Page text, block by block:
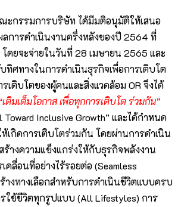
กรรมการบริษัท ได้มีมติอนุมัติให้เสนอ
การดำเนินงานครึ่งหลังของปี 2564 ที่
ดยจะจ่ายในวันที่ 28 เมษายน 2565 และ
ศทางในการดำเนินธุรกิจเพื่อการเติบโต
เติบโตของผู้คนและสิ่งแวดล้อม OR จึงได้
เติมเต็มโอกาส เพื่อทุกการเติบโต ร่วมกัน”
Toward Inclusive Growth” และได้กำหนด
เกิดการเติบโตร่วมกัน โดยผ่านการดำเนิน
างความแข็งแกร่งให้กับธุรกิจพลังงาน
คลื่อนที่อย่างไร้รอยต่อ (Seamless
งทางเลือกสำหรับการดำเนินชีวิตแบบครบ
ใช้ชีวิตทุกรูปแบบ (All Lifestyles) การ